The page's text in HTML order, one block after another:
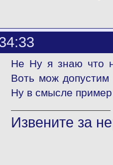
Не Ну я знаю что
Воть мож допустим
Ну в смысле
Извените за